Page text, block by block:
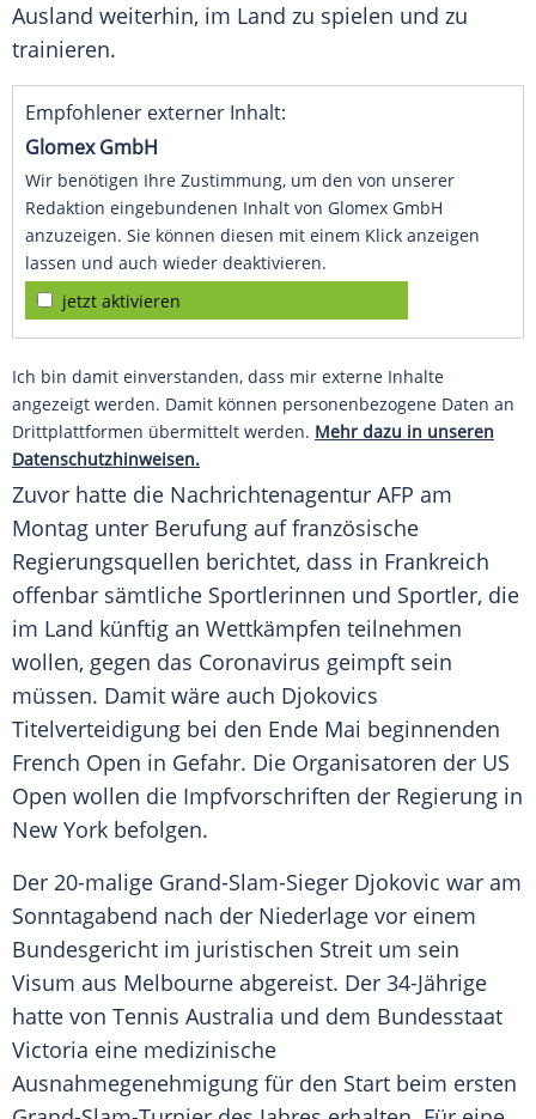
Ausland weiterhin, im Land zu spielen und zu
trainieren.
Empfohlener externer Inhalt:
Glomex GmbH
Wir benötigen Ihre Zustimmung, um den von unserer
Redaktion eingebundenen Inhalt von Glomex GmbH
anzuzeigen. Sie können diesen mit einem Klick anzeigen
lassen und auch wieder deaktivieren.
jetzt aktivieren
Ich bin damit einverstanden, dass mir externe Inhalte
angezeigt werden. Damit können personenbezogene Daten an
Drittplattformen übermittelt werden. Mehr dazu in unseren
Datenschutzhinweisen.
Zuvor hatte die Nachrichtenagentur AFP am
Montag unter Berufung auf französische
Regierungsquellen berichtet, dass in Frankreich
offenbar sämtliche Sportlerinnen und Sportler, die
im Land künftig an Wettkämpfen teilnehmen
wollen, gegen das Coronavirus geimpft sein
müssen. Damit wäre auch Djokovics
Titelverteidigung bei den Ende Mai beginnenden
French Open in Gefahr. Die Organisatoren der US
Open wollen die Impfvorschriften der Regierung in
New York befolgen.
Der 20-malige Grand-Slam-Sieger Djokovic war am
Sonntagabend nach der Niederlage vor einem
Bundesgericht im juristischen Streit um sein
Visum aus Melbourne abgereist. Der 34-Jährige
hatte von Tennis Australia und dem Bundesstaat
Victoria eine medizinische
Ausnahmegenehmigung für den Start beim ersten